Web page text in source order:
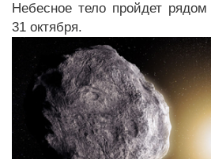
Небесное тело пройдет
31 октября.